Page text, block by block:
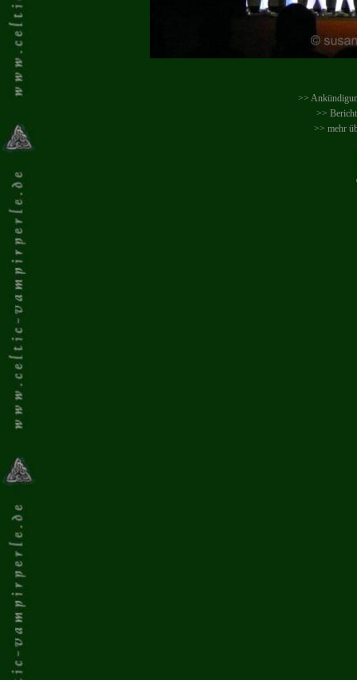
>>
>>
>> mehr